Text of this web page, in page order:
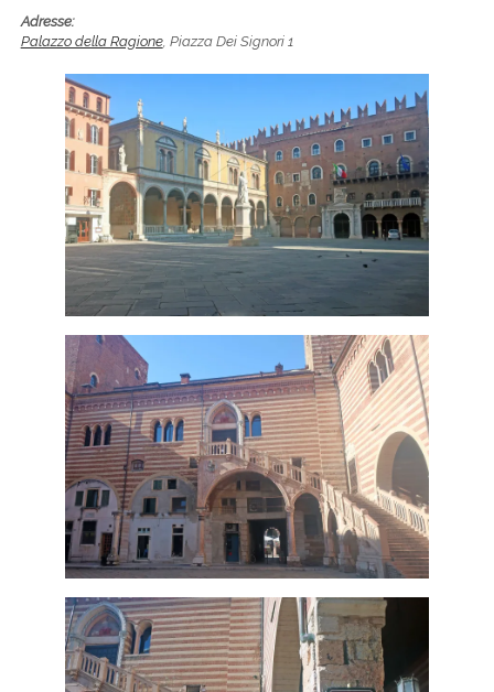
Adresse:
Palazzo della Ragione, Piazza Dei Signori 1